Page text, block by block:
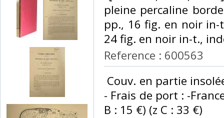
pleine percaline
pp., 16 fig. en noir
24 fig. en noir in-t.,
Reference : 600563
Couv. en partie
- Frais de port : -
B : 15 €) (z C : 33 €) ‎